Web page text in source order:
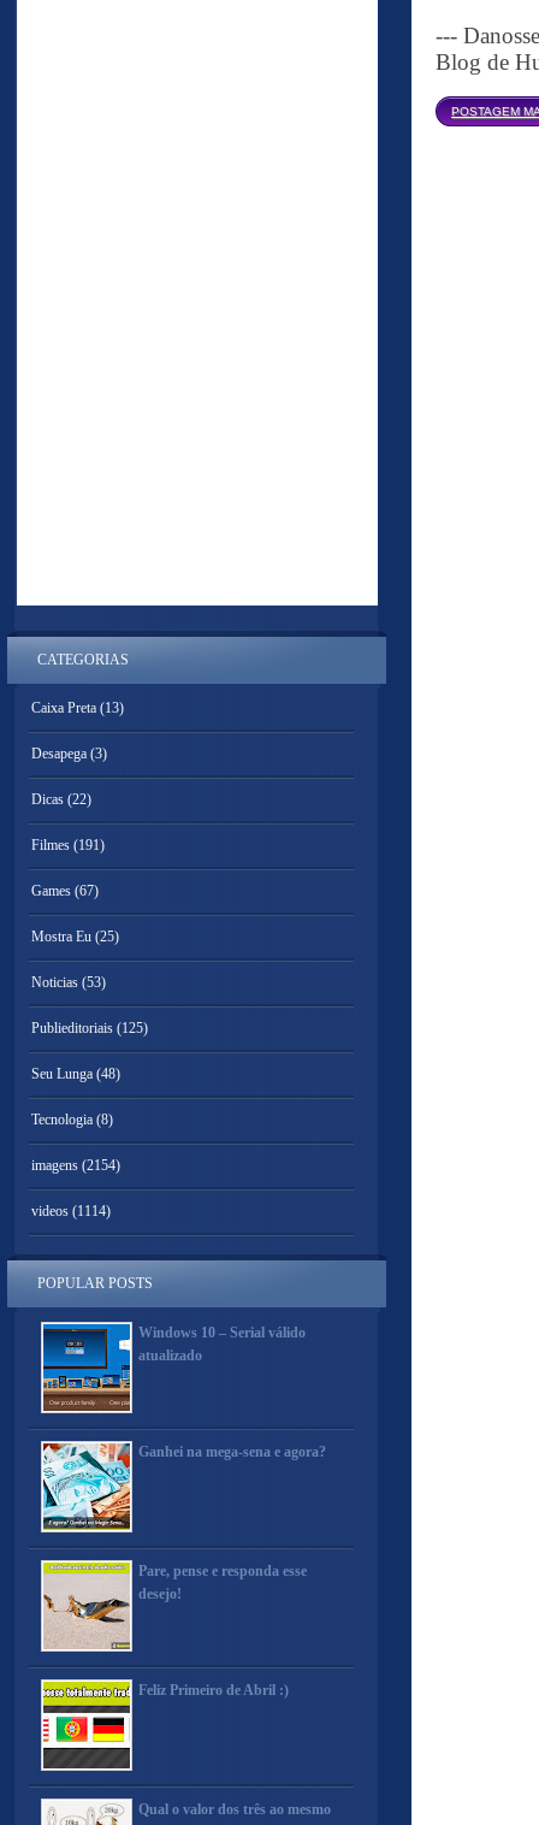
---
Blog de
POSTAGEM
CATEGORIAS
Caixa Preta (13)
Desapega (3)
Dicas (22)
Filmes (191)
Games (67)
Mostra Eu (25)
Noticias (53)
Publieditoriais (125)
Seu Lunga (48)
Tecnologia (8)
imagens (2154)
videos (1114)
POPULAR POSTS
Windows 10 – Serial válido
atualizado
Ganhei na mega-sena e agora?
Pare, pense e responda esse
desejo!
Feliz Primeiro de Abril :)
Qual o valor dos três ao mesmo